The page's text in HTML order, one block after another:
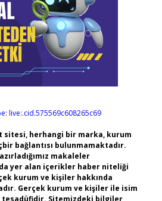
live:.cid.575569c608265c69
sitesi, herhangi bir marka, kurum
bağlantısı bulunmamaktadır.
makaleler
yer alan içerikler haber niteliği
kurum ve kişiler hakkında
Gerçek kurum ve kişiler ile isim
Sitemizdeki bilgiler